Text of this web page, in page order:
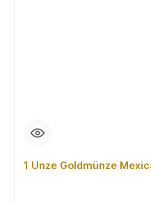
1 Unze Goldmünze